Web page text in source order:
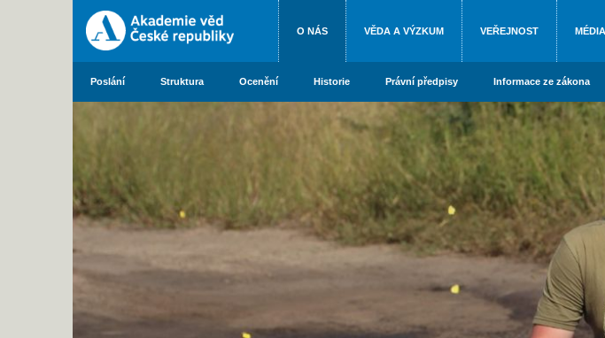
O NÁS VĚDA A VÝZKUM VEŘEJNOST MÉDIA
Poslání Struktura Ocenění Historie Právní předpisy Informace ze zákona